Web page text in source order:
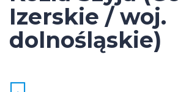
Izerskie / woj.
dolnośląskie)